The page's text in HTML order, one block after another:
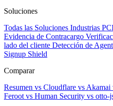
Soluciones
Todas las Soluciones Industrias
Evidencia de Contracargo
lado del cliente Detección de
Signup Shield
Comparar
Resumen vs Cloudflare vs Akamai
Feroot vs Human Security vs otto-